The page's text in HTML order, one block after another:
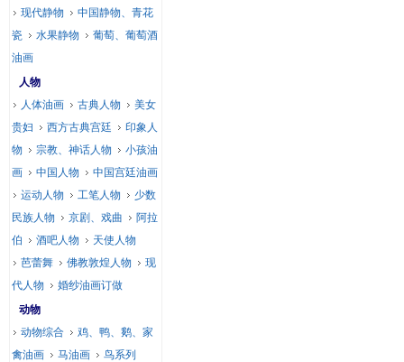
现代静物
中国静物、青花
瓷
水果静物
葡萄、葡萄酒
油画
人物
人体油画
古典人物
美女
贵妇
西方古典宫廷
印象人
物
宗教、神话人物
小孩油
画
中国人物
中国宫廷油画
运动人物
工笔人物
少数
民族人物
京剧、戏曲
阿拉
伯
酒吧人物
天使人物
芭蕾舞
佛教敦煌人物
现
代人物
婚纱油画订做
动物
动物综合
鸡、鸭、鹅、家
禽油画
马油画
鸟系列